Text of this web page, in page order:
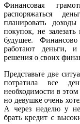
Финансовая
распоряжаться
планировать
покупок, не
будущее.
работают деньги,
решения о своих
Представьте две
потратила все
необходимости в
но девушке очень
А через неделю у
брать кредит с